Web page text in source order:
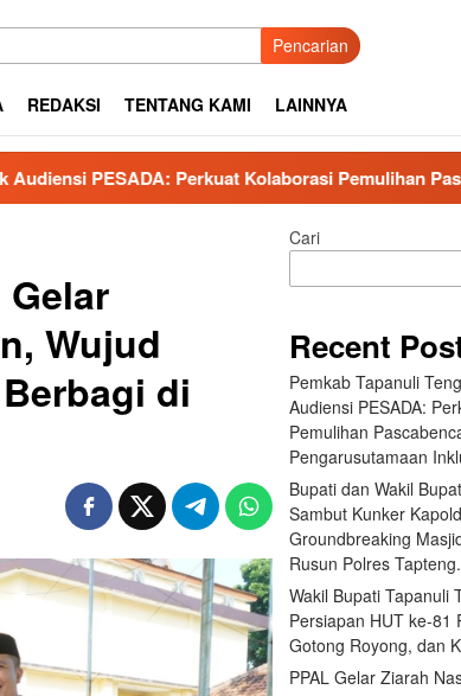
Pencarian
REDAKSI TENTANG KAMI LAINNYA
Perkuat Kolaborasi Pemulihan Pascabencana dan
Gelar
Wujud
di
Cari
Recent
Pemkab Tapanuli
Audiensi PESADA:
Pemulihan
Pengarusutamaan
Bupati dan Wakil
Sambut Kunker
Groundbreaking
Rusun Polres Tapteng.
Wakil Bupati Tapanuli
Persiapan HUT ke-81
Gotong Royong, dan
PPAL Gelar Ziarah